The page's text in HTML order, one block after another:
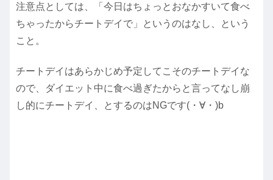
注意点としては、「今日はちょっとおなかすいて食べ
ちゃったからチートデイで」というのはなし、という
こと。
チートデイはあらかじめ予定してこそのチートデイな
ので、ダイエット中に食べ過ぎたからと言ってなし崩
し的にチートデイ、とするのはNGです(・∀・)b